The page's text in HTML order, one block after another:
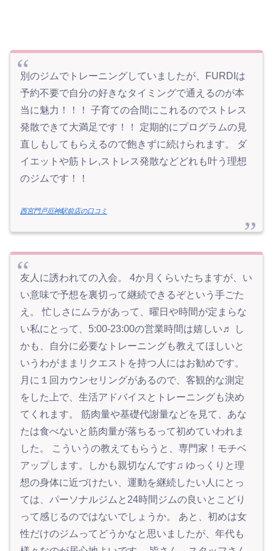
別のジムでトレーニングしていましたが、FURDIは
予約不要で自分の好きなタイミングで通えるのが本
当に魅力！！！ 子育ての合間にこれるのでストレス
発散できて大満足です！！ 定期的にプログラムの見
直しもしてもらえるので飽きずに続けられます。 ダ
イエットや筋トレ,ストレス発散などどれも叶う理想
のジムです！！
西宮門戸厄神駅前店の口コミ
友人に誘われての入会。 4か月くらいたちますが、い
い意味で予想を裏切って継続できるぞという手ごた
え。 忙しさにムラがあって、曜日や時間が定まらな
い私にとって、5:00-23:00の営業時間は嬉しい♬ し
かも、自分に必要なトレーニングも教えてほしいと
いうわがままリクエストを持つ人にはお勧めです。
月に１回カウンセリングがあるので、客観的な測定
をした上で、生活アドバイスとトレーニングも決め
てくれます。 筋肉量や基礎代謝量などを見て、あな
たは食べないと筋肉量が落ちるって初めていわれま
した。 こういうの教えてもらうと、専門家！モチベ
アップします。しかも親切なんです♫ ゆっくりと理
想の身体に近づけたい、運動を継続したい人にとっ
ては、パーソナルジムと24時間ジムの良いとこどり
って感じるのではないでしょうか。 あと、初めは女
性だけのジムってどうかなと思いましたが、年代も